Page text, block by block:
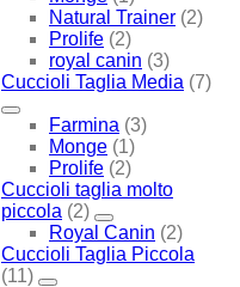
Natural Trainer (2)
Prolife (2)
royal canin (3)
Cuccioli Taglia Media (7)
Farmina (3)
Monge (1)
Prolife (2)
Cuccioli taglia molto
piccola (2)
Royal Canin (2)
Cuccioli Taglia Piccola
(11)